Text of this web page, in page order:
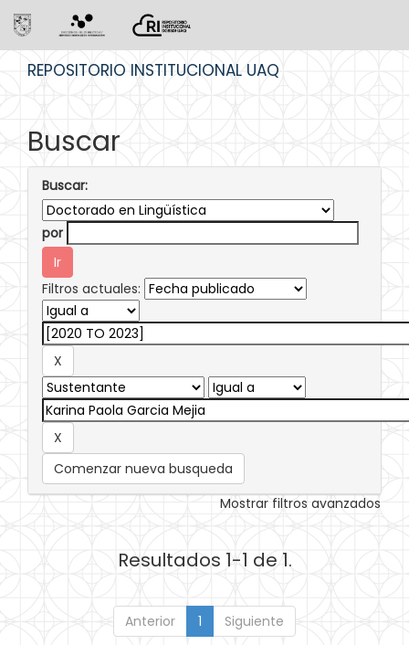
REPOSITORIO INSTITUCIONAL UAQ
Buscar
Buscar:
por
Filtros actuales:
Comenzar nueva busqueda
Mostrar filtros avanzados
Resultados 1-1 de 1.
Anterior 1 Siguiente